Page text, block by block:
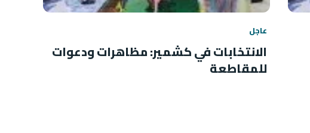
عاجل
الانتخابات في كشمير: مظاهرات ودعوات
للمقاطعة